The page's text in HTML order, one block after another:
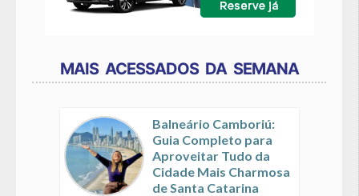
MAIS ACESSADOS DA SEMANA
Balneário Camboriú:
Guia Completo para
Aproveitar Tudo da
Cidade Mais Charmosa
de Santa Catarina